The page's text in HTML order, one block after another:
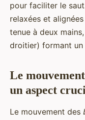
pour faciliter le
relaxées et
tenue à deux
droitier) formant un
Le
un aspect
Le mouvement des